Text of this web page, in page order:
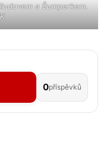
a Šumperkem.
0příspěvků